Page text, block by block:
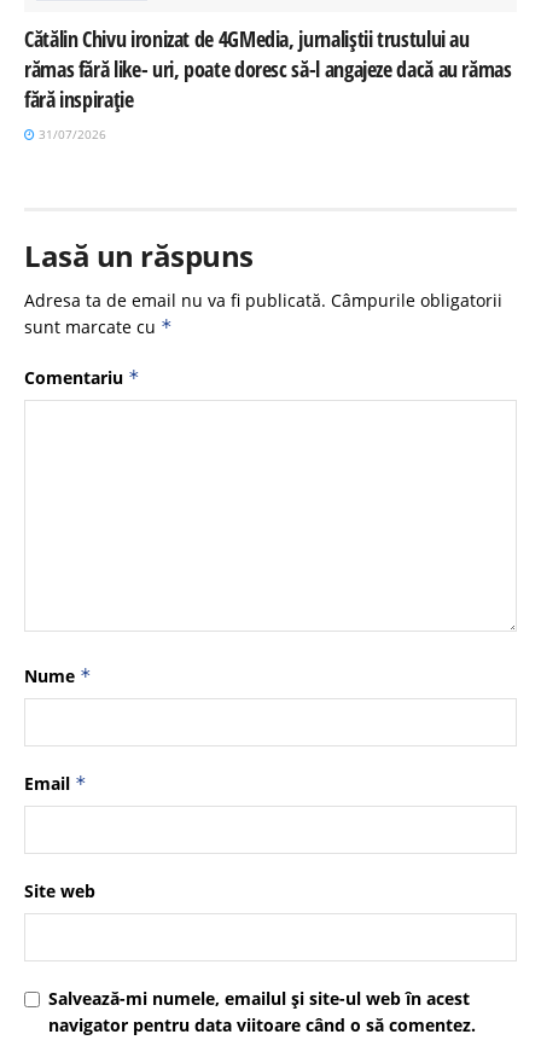
Cătălin Chivu ironizat de 4GMedia, jurnaliștii trustului au
rămas fără like- uri, poate doresc să-l angajeze dacă au rămas
fără inspirație
31/07/2026
Lasă un răspuns
Adresa ta de email nu va fi publicată. Câmpurile obligatorii
sunt marcate cu *
Comentariu *
Nume *
Email *
Site web
Salvează-mi numele, emailul și site-ul web în acest
navigator pentru data viitoare când o să comentez.